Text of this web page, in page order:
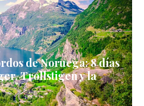
de Noruega: 8 días
Trollstigen y la